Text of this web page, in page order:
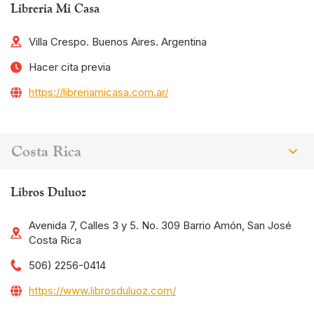
Libreria Mi Casa
Villa Crespo. Buenos Aires. Argentina
Hacer cita previa
https://libreriamicasa.com.ar/
Costa Rica
Libros Duluoz
Avenida 7, Calles 3 y 5. No. 309 Barrio Amón, San José
Costa Rica
506) 2256-0414
https://www.librosduluoz.com/